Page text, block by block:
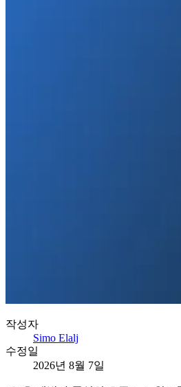
작성자
Simo Elalj
수정일
2026년 8월 7일